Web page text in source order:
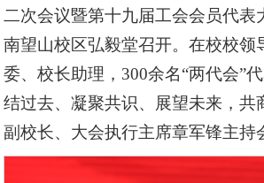
二次会议暨第十九届工会会员代表
南望山校区弘毅堂召开。在校校领
委、校长助理，300余名“两代会”
结过去、凝聚共识、展望未来，共
副校长、大会执行主席章军锋主持